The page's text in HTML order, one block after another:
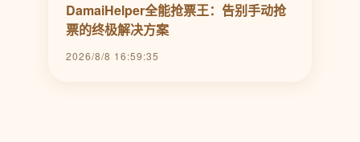
DamaiHelper全能抢票王：告别手动抢
票的终极解决方案
2026/8/8 16:59:35